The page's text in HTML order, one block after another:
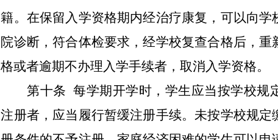
籍。在保留入学资格期内经治疗康复，可以向学
院诊断，符合体检要求，经学校复查合格后，
格或者逾期不办理入学手续者，取消入学资格。
第十条 每学期开学时，学生应当按学校规
注册者，应当履行暂缓注册手续。未按学校规定